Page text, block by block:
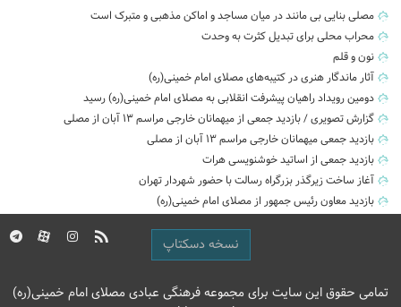
مصلی بنایی بی مانند در میان مساجد و اماکن مذهبی و متبرک است
محراب محلی برای تبدیل کثرت به وحدت
نون و قلم
آثار ماندگار هنری در کتیبه‌های مصلای امام خمینی(ره)
دومین رویداد راهیان پیشرفت انقلابی به مصلای امام خمینی(ره) رسید
گزارش تصویری / بازدید جمعی از میهمانان خارجی مراسم ۱۳ آبان از مصلی
بازدید جمعی میهمانان خارجی مراسم ۱۳ آبان از مصلی
بازدید جمعی از اساتید خوشنویسی هرات
آغاز ساخت زیرگذر بزرگراه رسالت با حضور شهردار تهران
بازدید معاون رئیس جمهور از مصلای امام خمینی(ره)
نسخه دسکتاپ
تمامی حقوق این سایت برای مجموعه فرهنگی عبادی مصلای امام خمینی(ره)